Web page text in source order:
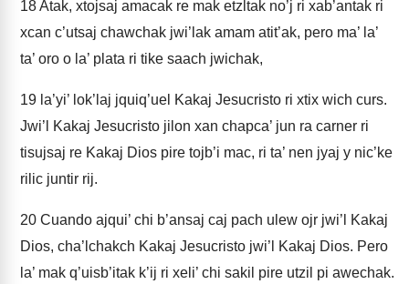
18Atak, xtojsaj amacak re mak etzltak no’j ri xab’antak ri
xcan c’utsaj chawchak jwi’lak amam atit’ak, pero ma’ la’
ta’ oro o la’ plata ri tike saach jwichak,
19 la’yi’ lok’laj jquiq’uel Kakaj Jesucristo ri xtix wich curs.
Jwi’l Kakaj Jesucristo jilon xan chapca’ jun ra carner ri
tisujsaj re Kakaj Dios pire tojb’i mac, ri ta’ nen jyaj y nic’ke
rilic juntir rij.
20 Cuando ajqui’ chi b’ansaj caj pach ulew ojr jwi’l Kakaj
Dios, cha’lchakch Kakaj Jesucristo jwi’l Kakaj Dios. Pero
la’ mak q’uisb’itak k’ij ri xeli’ chi sakil pire utzil pi awechak.